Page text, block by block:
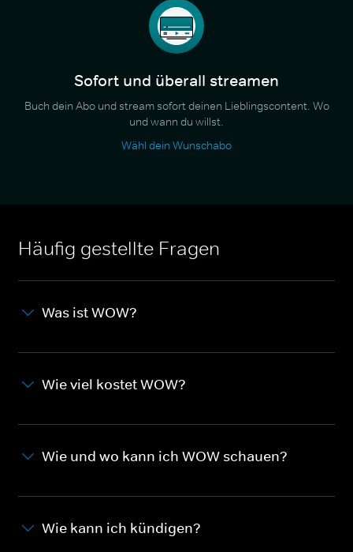
Sofort und überall streamen
Buch dein Abo und stream sofort deinen Lieblingscontent. Wo
und wann du willst.
Wähl dein Wunschabo
Häufig gestellte Fragen
Was ist WOW?
Wie viel kostet WOW?
Wie und wo kann ich WOW schauen?
Wie kann ich kündigen?